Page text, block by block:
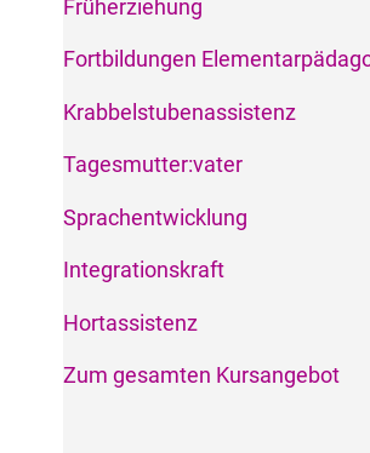
Früherziehung
Fortbildungen
Krabbelstubenassistenz
Tagesmutter:vater
Sprachentwicklung
Integrationskraft
Hortassistenz
Zum gesamten Kursangebot